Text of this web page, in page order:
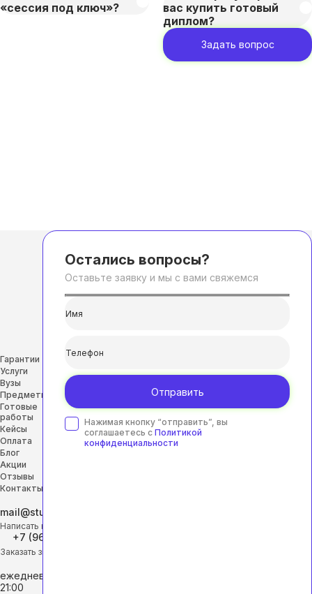
«сессия под ключ»?
вас купить готовый
диплом?
Задать вопрос
Гарантии
Услуги
Вузы
Предметы
Готовые
работы
Кейсы
Оплата
Блог
Акции
Отзывы
Контакты
mail@studhelp-online.ru
Написать на почту
+7 (968) 453-29-88
Заказать звонок
ежедневно с 9:00 до
21:00
Остались вопросы?
Оставьте заявку и мы с вами свяжемся
Отправить
Нажимая кнопку “отправить”, вы
соглашаетесь с Политикой
конфиденциальности